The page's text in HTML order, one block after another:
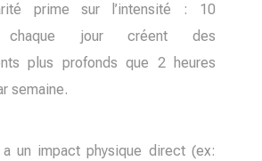
prime sur l’intensité : 10
chaque jour créent des
plus profonds que 2 heures
semaine.
un impact physique direct (ex: